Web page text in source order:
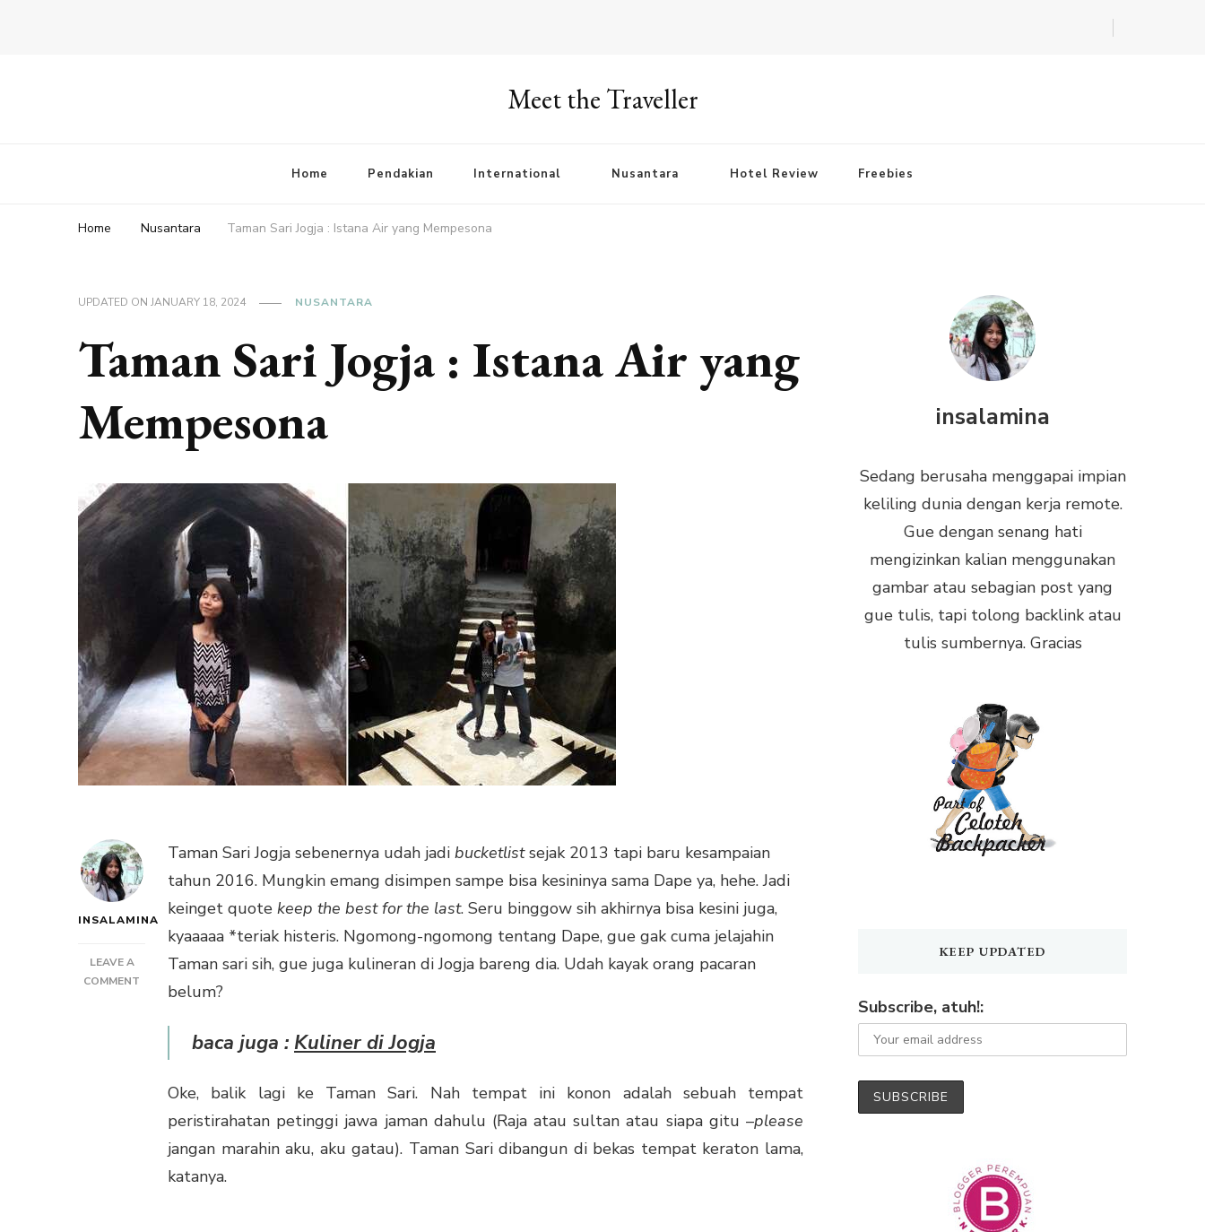
Meet the Traveller
Home Pendakian International Nusantara Hotel Review Freebies
Home Nusantara Taman Sari Jogja : Istana Air yang Mempesona
UPDATED ON JANUARY 18, 2024 NUSANTARA
Taman Sari Jogja : Istana Air yang
Mempesona
INSALAMINA
LEAVE A
COMMENT
TAMAN
MEMPESONA
Taman Sari Jogja sebenernya udah jadi bucketlistsejak 2013 tapi baru kesampaian
tahun 2016. Mungkin emang disimpen sampe bisa kesininya sama Dape ya, hehe. Jadi
keinget quote keep the best for the last. Seru binggow sih akhirnya bisa kesini juga,
kyaaaaa *teriak histeris. Ngomong-ngomong tentang Dape, gue gak cuma jelajahin
Taman sari sih, gue juga kulineran di Jogja bareng dia. Udah kayak orang pacaran
belum?
baca juga : Kuliner di Jogja
Oke, balik lagi ke Taman Sari. Nah tempat ini konon adalah sebuah tempat
peristirahatan petinggi jawa jaman dahulu (Raja atau sultan atau siapa gitu –please
jangan marahin aku, aku gatau). Taman Sari dibangun di bekas tempat keraton lama,
katanya.
insalamina
Sedang berusaha menggapai impian
keliling dunia dengan kerja remote.
Gue dengan senang hati
mengizinkan kalian menggunakan
gambar atau sebagian post yang
gue tulis, tapi tolong backlink atau
tulis sumbernya. Gracias
KEEP UPDATED
Subscribe, atuh!: